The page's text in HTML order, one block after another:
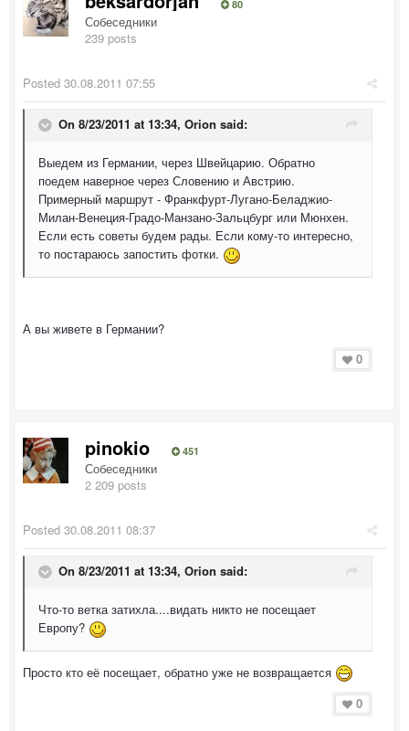
80
Собеседники
239 posts
Posted 30.08.2011 07:55
On 8/23/2011 at 13:34, Orion said:
Выедем из Германии, через Швейцарию. Обратно
поедем наверное через Словению и Австрию.
Примерный маршрут - Франкфурт-Лугано-Беладжио-
Милан-Венеция-Градо-Манзано-Зальцбург или Мюнхен.
Если есть советы будем рады. Если кому-то интересно,
то постараюсь запостить фотки.
А вы живете в Германии?
0
pinokio 451
Собеседники
2 209 posts
Posted 30.08.2011 08:37
On 8/23/2011 at 13:34, Orion said:
Что-то ветка затихла....видать никто не посещает
Европу?
Просто кто её посещает, обратно уже не возвращается
0